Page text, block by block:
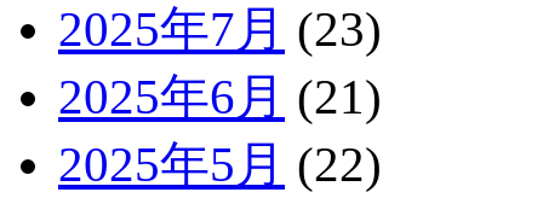
2025年7月 (23)
2025年6月 (21)
2025年5月 (22)